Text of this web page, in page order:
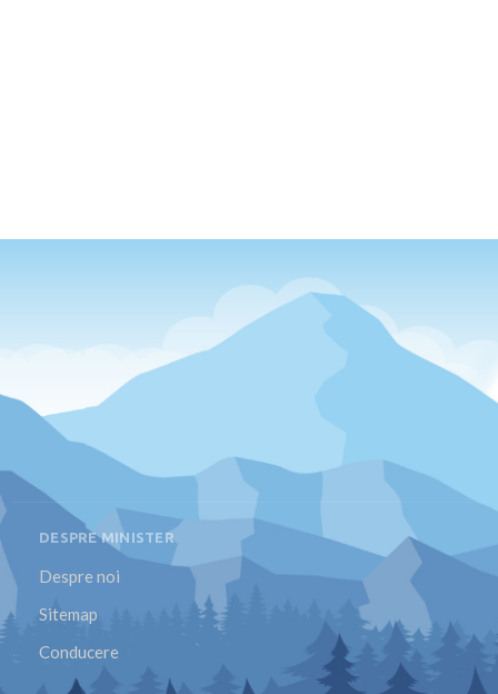
DESPRE MINISTER
Despre noi
Sitemap
Conducere